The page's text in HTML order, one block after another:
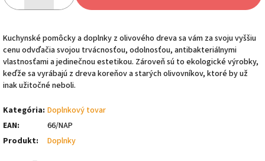
Kuchynské pomôcky a doplnky z olivového dreva sa vám za svoju vyššiu
cenu odvďačia svojou trvácnosťou, odolnosťou, antibakteriálnymi
vlastnosťami a jedinečnou estetikou. Zároveň sú to ekologické výrobky,
keďže sa vyrábajú z dreva koreňov a starých olivovníkov, ktoré by už
inak užitočné neboli.
Kategória: Doplnkový tovar
EAN:
66/NAP
Produkt: Doplnky